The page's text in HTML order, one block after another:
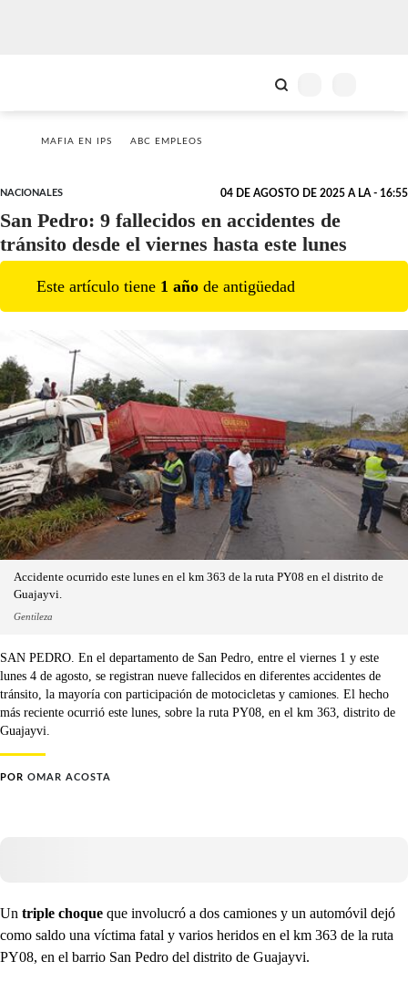
MAFIA EN IPS ABC EMPLEOS
NACIONALES 04 DE AGOSTO DE 2025 A LA - 16:55
San Pedro: 9 fallecidos en accidentes de
tránsito desde el viernes hasta este lunes
Este artículo tiene 1 año de antigüedad
Accidente ocurrido este lunes en el km 363 de la ruta PY08 en el distrito de
Guajayvi.
Gentileza
SAN PEDRO. En el departamento de San Pedro, entre el viernes 1 y este
lunes 4 de agosto, se registran nueve fallecidos en diferentes accidentes de
tránsito, la mayoría con participación de motocicletas y camiones. El hecho
más reciente ocurrió este lunes, sobre la ruta PY08, en el km 363, distrito de
Guajayvi.
POR OMAR ACOSTA
Un triple choque que involucró a dos camiones y un automóvil dejó
como saldo una víctima fatal y varios heridos en el km 363 de la ruta
PY08, en el barrio San Pedro del distrito de Guajayvi.